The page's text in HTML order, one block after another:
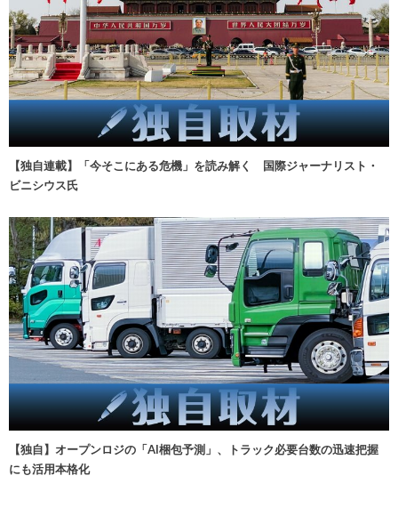
【独自連載】「今そこにある危機」を読み解く 国際ジャーナリスト・
ビニシウス氏
【独自】オープンロジの「AI梱包予測」、トラック必要台数の迅速把握
にも活用本格化